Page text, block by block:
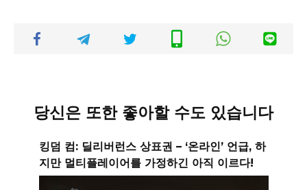
당신은 또한 좋아할 수도 있습니다
킹덤 컴: 딜리버런스 상표권 – ‘온라인’ 언급, 하
지만 멀티플레이어를 가정하긴 아직 이르다!